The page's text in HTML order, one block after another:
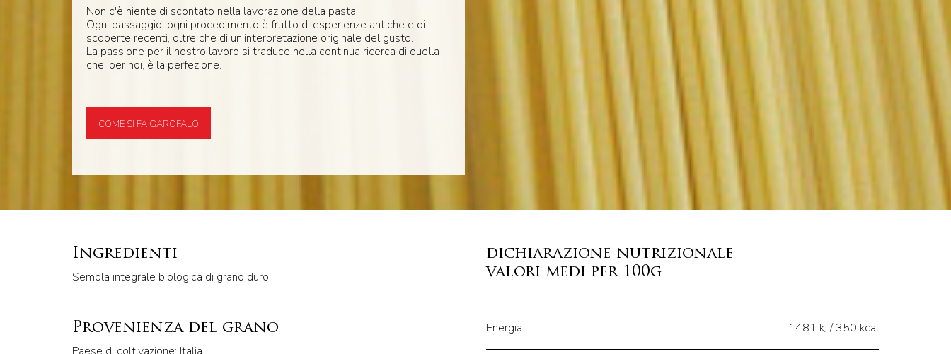
Non c'è niente di scontato nella lavorazione della pasta.
Ogni passaggio, ogni procedimento è frutto di esperienze antiche e di
scoperte recenti, oltre che di un’interpretazione originale del gusto.
La passione per il nostro lavoro si traduce nella continua ricerca di quella
che, per noi, è la perfezione.
COME SI FA GAROFALO
Ingredienti
Semola integrale biologica di grano duro
Provenienza del grano
dichiarazione nutrizionale
valori medi per 100g
Energia 1481 kJ / 350 kcal